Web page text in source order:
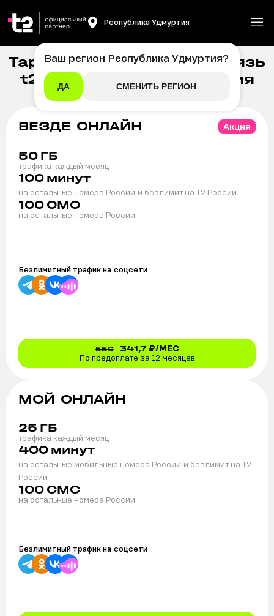
Республика Удмуртия
Главная Мобильная связь
Тарифы на мобильную связь
t2 в Республике Удмуртия
ВЕЗДЕ ОНЛАЙН Акция
50 ГБ
трафика каждый месяц
100 минут
на остальные номера России и безлимит на T2 России
100 СМС
на остальные номера России
Безлимитный трафик на соцсети
550 341,7 ₽/МЕС
По предоплате за 12 месяцев
МОЙ ОНЛАЙН
25 ГБ
трафика каждый месяц
400 минут
на остальные мобильные номера России и безлимит на T2
России
100 СМС
на остальные номера России
Безлимитный трафик на соцсети
Ваш регион Республика Удмуртия?
ДА СМЕНИТЬ РЕГИОН